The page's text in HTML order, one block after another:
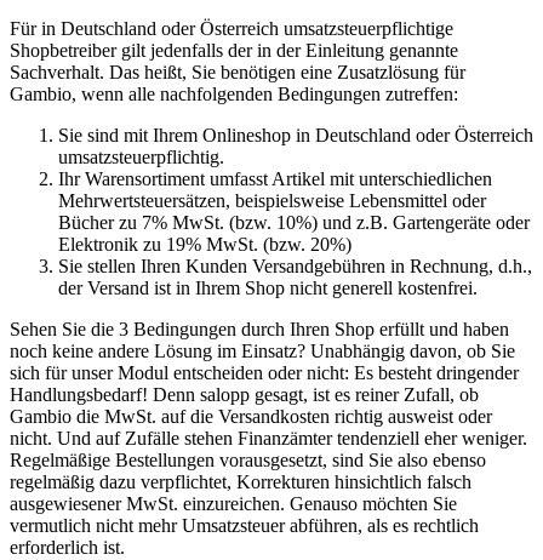
Für in Deutschland oder Österreich umsatzsteuerpflichtige
Shopbetreiber gilt jedenfalls der in der Einleitung genannte
Sachverhalt. Das heißt, Sie benötigen eine Zusatzlösung für
Gambio, wenn alle nachfolgenden Bedingungen zutreffen:
Sie sind mit Ihrem Onlineshop in Deutschland oder Österreich
umsatzsteuerpflichtig.
Ihr Warensortiment umfasst Artikel mit unterschiedlichen
Mehrwertsteuersätzen, beispielsweise Lebensmittel oder
Bücher zu 7% MwSt. (bzw. 10%) und z.B. Gartengeräte oder
Elektronik zu 19% MwSt. (bzw. 20%)
Sie stellen Ihren Kunden Versandgebühren in Rechnung, d.h.,
der Versand ist in Ihrem Shop nicht generell kostenfrei.
Sehen Sie die 3 Bedingungen durch Ihren Shop erfüllt und haben
noch keine andere Lösung im Einsatz? Unabhängig davon, ob Sie
sich für unser Modul entscheiden oder nicht: Es besteht dringender
Handlungsbedarf! Denn salopp gesagt, ist es reiner Zufall, ob
Gambio die MwSt. auf die Versandkosten richtig ausweist oder
nicht. Und auf Zufälle stehen Finanzämter tendenziell eher weniger.
Regelmäßige Bestellungen vorausgesetzt, sind Sie also ebenso
regelmäßig dazu verpflichtet, Korrekturen hinsichtlich falsch
ausgewiesener MwSt. einzureichen. Genauso möchten Sie
vermutlich nicht mehr Umsatzsteuer abführen, als es rechtlich
erforderlich ist.